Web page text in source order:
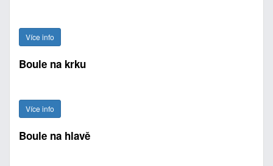
Více info
Boule na krku
Více info
Boule na hlavě